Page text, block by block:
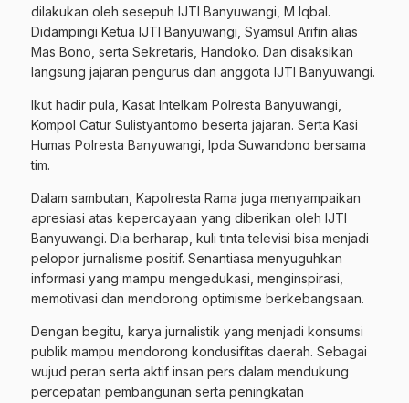
dilakukan oleh sesepuh IJTI Banyuwangi, M Iqbal.
Didampingi Ketua IJTI Banyuwangi, Syamsul Arifin alias
Mas Bono, serta Sekretaris, Handoko. Dan disaksikan
langsung jajaran pengurus dan anggota IJTI Banyuwangi.
Ikut hadir pula, Kasat Intelkam Polresta Banyuwangi,
Kompol Catur Sulistyantomo beserta jajaran. Serta Kasi
Humas Polresta Banyuwangi, Ipda Suwandono bersama
tim.
Dalam sambutan, Kapolresta Rama juga menyampaikan
apresiasi atas kepercayaan yang diberikan oleh IJTI
Banyuwangi. Dia berharap, kuli tinta televisi bisa menjadi
pelopor jurnalisme positif. Senantiasa menyuguhkan
informasi yang mampu mengedukasi, menginspirasi,
memotivasi dan mendorong optimisme berkebangsaan.
Dengan begitu, karya jurnalistik yang menjadi konsumsi
publik mampu mendorong kondusifitas daerah. Sebagai
wujud peran serta aktif insan pers dalam mendukung
percepatan pembangunan serta peningkatan